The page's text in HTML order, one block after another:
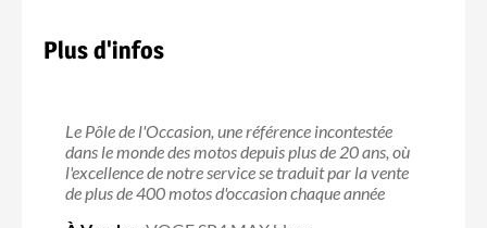
Plus d'infos
Le Pôle de l'Occasion, une référence incontestée
dans le monde des motos depuis plus de 20 ans, où
l'excellence de notre service se traduit par la vente
de plus de 400 motos d'occasion chaque année